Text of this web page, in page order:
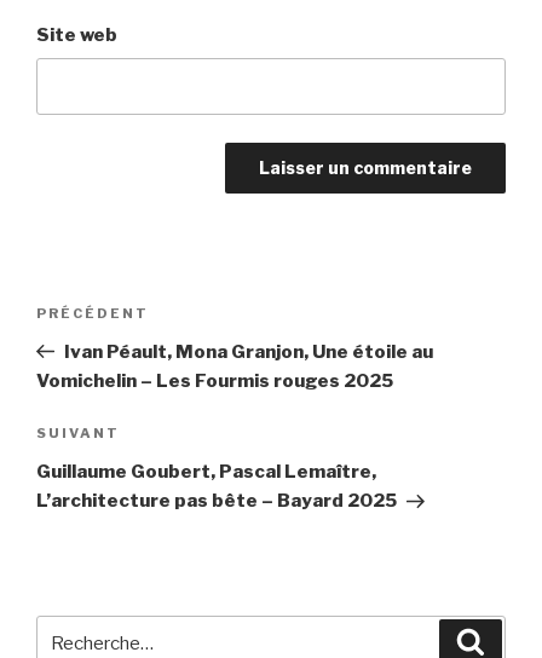
Site web
Navigation
l’article
Article
précédent
PRÉCÉDENT
Ivan Péault, Mona Granjon, Une étoile au
Vomichelin – Les Fourmis rouges 2025
Article
suivant
SUIVANT
Guillaume Goubert, Pascal Lemaître,
L’architecture pas bête – Bayard 2025